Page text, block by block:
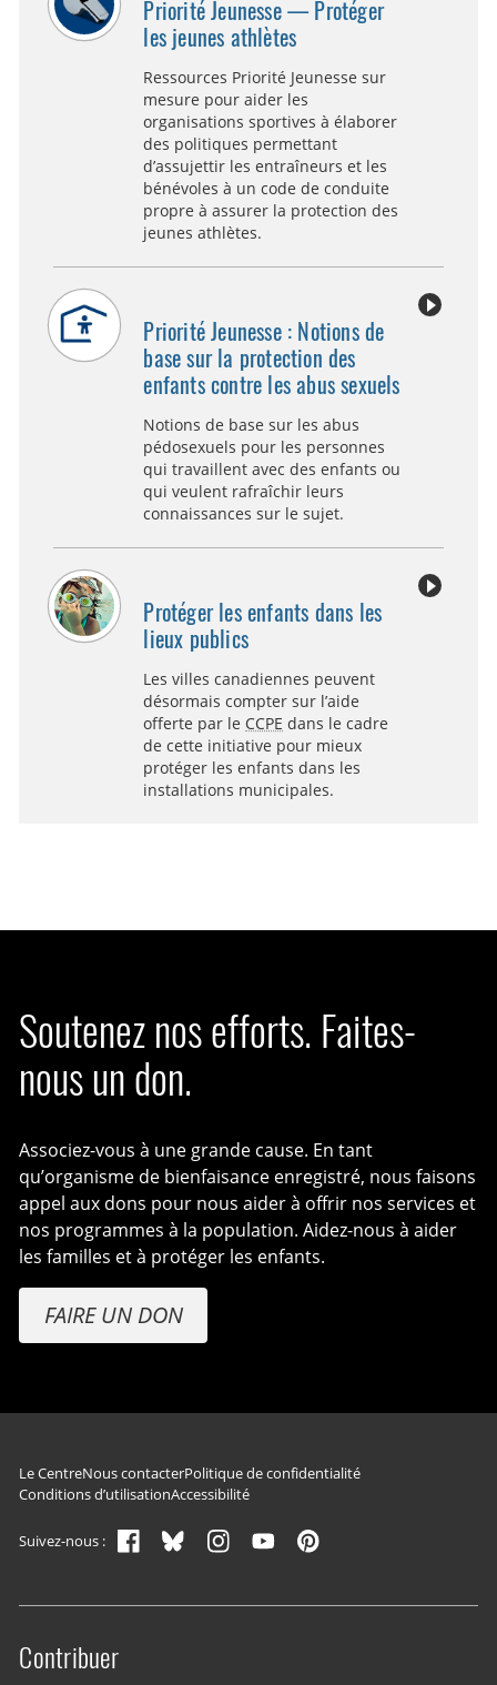
Priorité Jeunesse — Protéger
les jeunes athlètes
Ressources Priorité Jeunesse sur
mesure pour aider les
organisations sportives à élaborer
des politiques permettant
d’assujettir les entraîneurs et les
bénévoles à un code de conduite
propre à assurer la protection des
jeunes athlètes.
Priorité Jeunesse : Notions de
base sur la protection des
enfants contre les abus sexuels
Notions de base sur les abus
pédosexuels pour les personnes
qui travaillent avec des enfants ou
qui veulent rafraîchir leurs
connaissances sur le sujet.
Protéger les enfants dans les
lieux publics
Les villes canadiennes peuvent
désormais compter sur l’aide
offerte par le CCPE dans le cadre
de cette initiative pour mieux
protéger les enfants dans les
installations municipales.
Soutenez nos efforts. Faites-
nous un don.
Associez-vous à une grande cause. En tant
qu’organisme de bienfaisance enregistré, nous faisons
appel aux dons pour nous aider à offrir nos services et
nos programmes à la population. Aidez-nous à aider
les familles et à protéger les enfants.
FAIRE UN DON
Navigation du pied de page
Le CentreNous contacterPolitique de confidentialité
Conditions d’utilisationAccessibilité
Suivez-nous :
Site menu
Contribuer